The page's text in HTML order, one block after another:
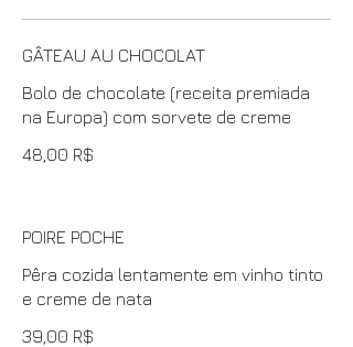
GÂTEAU AU CHOCOLAT
Bolo de chocolate (receita premiada
na Europa) com sorvete de creme
48,00 R$
POIRE POCHE
Pêra cozida lentamente em vinho tinto
e creme de nata
39,00 R$